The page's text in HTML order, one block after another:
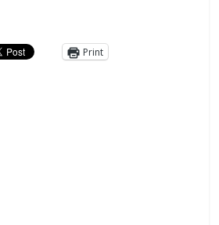
Print